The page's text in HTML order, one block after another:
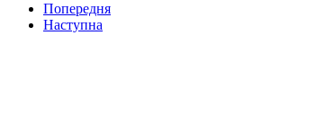
Попередня
Наступна